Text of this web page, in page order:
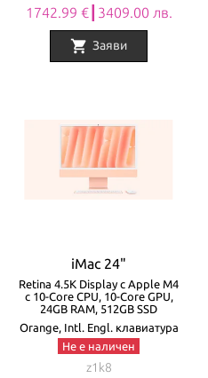
1742.99 €┃3409.00 лв.
shopping_cart Заяви
iMac 24"
Retina 4.5K Display с Apple M4
с 10-Core CPU, 10-Core GPU,
24GB RAM, 512GB SSD
Orange, Intl. Engl. клавиатура
Не е наличен
z1k8